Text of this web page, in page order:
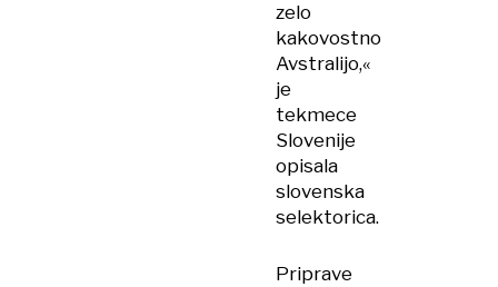
zelo
kakovostno
Avstralijo,«
je
tekmece
Slovenije
opisala
slovenska
selektorica.
Priprave